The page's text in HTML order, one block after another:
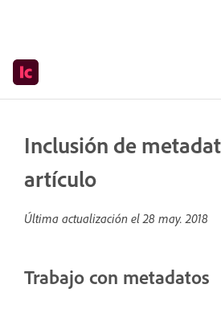
Inclusión de
artículo
Última actualización el28 may. 2018
Trabajo con metadatos